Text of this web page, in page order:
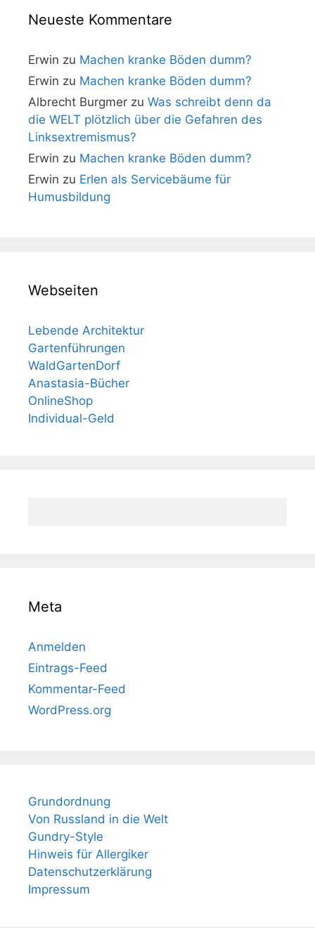
Neueste Kommentare
Erwin zu Machen kranke Böden dumm?
Erwin zu Machen kranke Böden dumm?
Albrecht Burgmer zu Was schreibt denn da
die WELT plötzlich über die Gefahren des
Linksextremismus?
Erwin zu Machen kranke Böden dumm?
Erwin zu Erlen als Servicebäume für
Humusbildung
Webseiten
Lebende Architektur
Gartenführungen
WaldGartenDorf
Anastasia-Bücher
OnlineShop
Individual-Geld
Meta
Anmelden
Eintrags-Feed
Kommentar-Feed
WordPress.org
Grundordnung
Von Russland in die Welt
Gundry-Style
Hinweis für Allergiker
Datenschutzerklärung
Impressum